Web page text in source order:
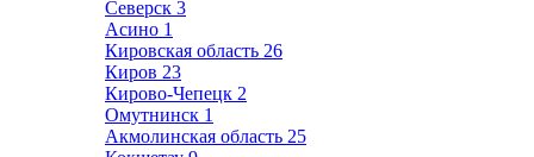
Северск 3
Асино 1
Кировская область 26
Киров 23
Кирово-Чепецк 2
Омутнинск 1
Акмолинская область 25